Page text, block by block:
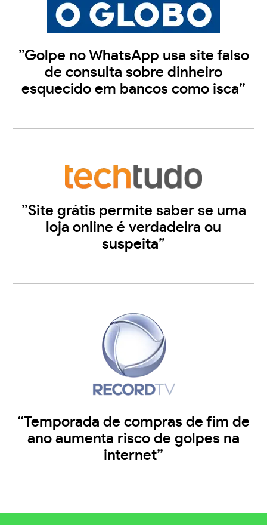
”Golpe no WhatsApp usa site falso
de consulta sobre dinheiro
esquecido em bancos como isca”
”Site grátis permite saber se uma
loja online é verdadeira ou
suspeita”
“Temporada de compras de fim de
ano aumenta risco de golpes na
internet”